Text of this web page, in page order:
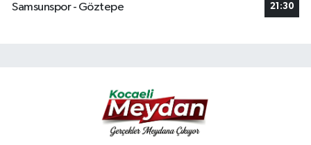
Samsunspor - Göztepe
21:30